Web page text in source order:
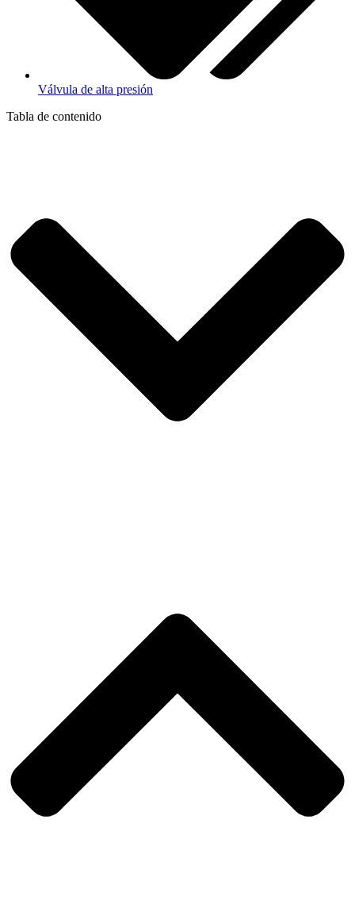
Válvula de alta presión
Tabla de contenido